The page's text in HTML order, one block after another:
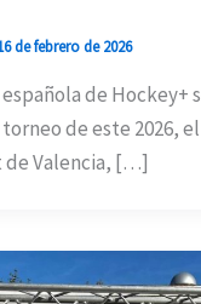
de febrero de 2026
de Hockey+
de este 2026,
de Valencia, […]